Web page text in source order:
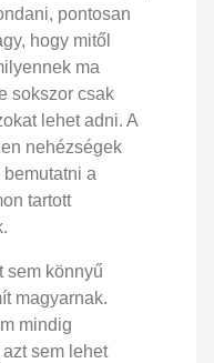
pontosan
hogy mitől
ma
sokszor csak
lehet adni. A
nehézségek
a
tartott
sem könnyű
magyarnak.
mindig
sem lehet